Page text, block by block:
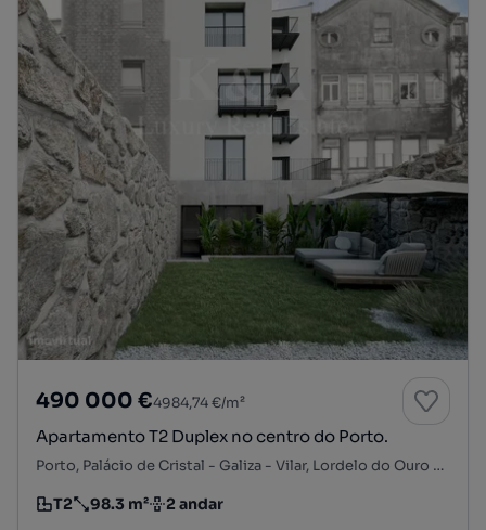
490 000 €4984,74 €/m²
Apartamento T2 Duplex no centro do Porto.
Porto, Palácio de Cristal - Galiza - Vilar, Lordelo do Ouro e Massarelos, Porto, Porto
Tipologia
T2
Preço por metro quadrado
98.3 m²
Andar 2 andar